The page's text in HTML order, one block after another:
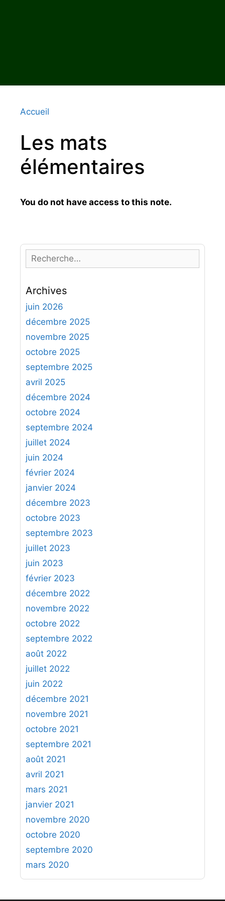
Accueil
Les mats
élémentaires
You do not have access to this note.
e
h
e
r
h
e
r
:
Archives
juin 2026
décembre 2025
novembre 2025
octobre 2025
septembre 2025
avril 2025
décembre 2024
octobre 2024
septembre 2024
juillet 2024
juin 2024
février 2024
janvier 2024
décembre 2023
octobre 2023
septembre 2023
juillet 2023
juin 2023
février 2023
décembre 2022
novembre 2022
octobre 2022
septembre 2022
août 2022
juillet 2022
juin 2022
décembre 2021
novembre 2021
octobre 2021
septembre 2021
août 2021
avril 2021
mars 2021
janvier 2021
novembre 2020
octobre 2020
septembre 2020
mars 2020